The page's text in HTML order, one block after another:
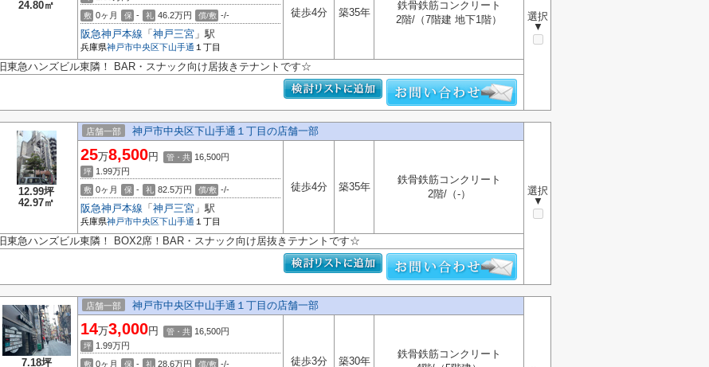
24.80㎡
選択
▼
敷 0ヶ月 保 - 礼 46.2万円 償/敷 -/-
阪急神戸本線 「 神戸三宮 」駅
兵庫県神戸市中央区下山手通 １丁目
徒歩4分 築35年
鉄骨鉄筋コンクリート
2階/（7階建 地下1階）
旧東急ハンズビル東隣！ BAR・スナック向け居抜きテナントです☆
12.99坪
42.97㎡
店舗一部 神戸市中央区下山手通１丁目の店舗一部
選択
▼
25万8,500円 管・共 16,500円
坪 1.99万円
敷 0ヶ月 保 - 礼 82.5万円 償/敷 -/-
阪急神戸本線 「 神戸三宮 」駅
兵庫県神戸市中央区下山手通 １丁目
徒歩4分 築35年
鉄骨鉄筋コンクリート
2階/（-）
旧東急ハンズビル東隣！ BOX2席！BAR・スナック向け居抜きテナントです☆
7.18坪
店舗一部 神戸市中央区中山手通１丁目の店舗一部
14万3,000円 管・共 16,500円
坪 1.99万円
敷 0ヶ月 保 - 礼 28.6万円 償/敷 -/- 徒歩3分 築30年
鉄骨鉄筋コンクリート